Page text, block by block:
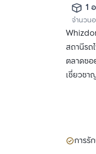
1
จำนวน
สถานีร
ตลาดซ
เชี่ยวชา
การรั